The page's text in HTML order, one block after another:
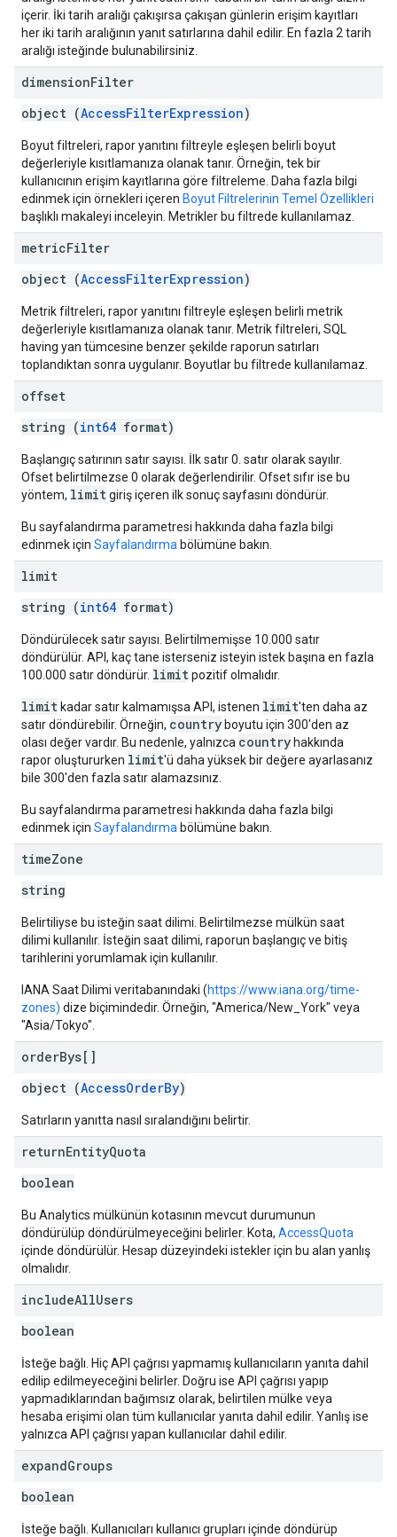
içerir. İki tarih aralığı çakışırsa çakışan günlerin erişim kayıtları
her iki tarih aralığının yanıt satırlarına dahil edilir. En fazla 2 tarih
aralığı isteğinde bulunabilirsiniz.
dimensionFilter
object (AccessFilterExpression)
Boyut filtreleri, rapor yanıtını filtreyle eşleşen belirli boyut
değerleriyle kısıtlamanıza olanak tanır. Örneğin, tek bir
kullanıcının erişim kayıtlarına göre filtreleme. Daha fazla bilgi
edinmek için örnekleri içeren Boyut Filtrelerinin Temel Özellikleri
başlıklı makaleyi inceleyin. Metrikler bu filtrede kullanılamaz.
metricFilter
object (AccessFilterExpression)
Metrik filtreleri, rapor yanıtını filtreyle eşleşen belirli metrik
değerleriyle kısıtlamanıza olanak tanır. Metrik filtreleri, SQL
having yan tümcesine benzer şekilde raporun satırları
toplandıktan sonra uygulanır. Boyutlar bu filtrede kullanılamaz.
offset
string (int64 format)
Başlangıç satırının satır sayısı. İlk satır 0. satır olarak sayılır.
Ofset belirtilmezse 0 olarak değerlendirilir. Ofset sıfır ise bu
yöntem, limitgiriş içeren ilk sonuç sayfasını döndürür.
Bu sayfalandırma parametresi hakkında daha fazla bilgi
edinmek için Sayfalandırma bölümüne bakın.
limit
string (int64 format)
Döndürülecek satır sayısı. Belirtilmemişse 10.000 satır
döndürülür. API, kaç tane isterseniz isteyin istek başına en fazla
100.000 satır döndürür. limitpozitif olmalıdır.
limit kadar satır kalmamışsa API, istenen limit'ten daha az
satır döndürebilir. Örneğin, country boyutu için 300'den az
olası değer vardır. Bu nedenle, yalnızca country hakkında
rapor oluştururken limit'ü daha yüksek bir değere ayarlasanız
bile 300'den fazla satır alamazsınız.
Bu sayfalandırma parametresi hakkında daha fazla bilgi
edinmek için Sayfalandırma bölümüne bakın.
timeZone
string
Belirtiliyse bu isteğin saat dilimi. Belirtilmezse mülkün saat
dilimi kullanılır. İsteğin saat dilimi, raporun başlangıç ve bitiş
tarihlerini yorumlamak için kullanılır.
IANA Saat Dilimi veritabanındaki (https://www.iana.org/time-
zones) dize biçimindedir. Örneğin, "America/New_York" veya
"Asia/Tokyo".
orderBys[]
object (AccessOrderBy)
Satırların yanıtta nasıl sıralandığını belirtir.
returnEntityQuota
boolean
Bu Analytics mülkünün kotasının mevcut durumunun
döndürülüp döndürülmeyeceğini belirler. Kota, AccessQuota
içinde döndürülür. Hesap düzeyindeki istekler için bu alan yanlış
olmalıdır.
includeAllUsers
boolean
İsteğe bağlı. Hiç API çağrısı yapmamış kullanıcıların yanıta dahil
edilip edilmeyeceğini belirler. Doğru ise API çağrısı yapıp
yapmadıklarından bağımsız olarak, belirtilen mülke veya
hesaba erişimi olan tüm kullanıcılar yanıta dahil edilir. Yanlış ise
yalnızca API çağrısı yapan kullanıcılar dahil edilir.
expandGroups
boolean
İsteğe bağlı. Kullanıcıları kullanıcı grupları içinde döndürüp